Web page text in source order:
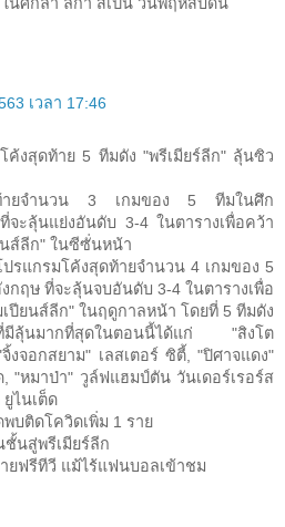
เวลา 17:46
ค้งสุดท้าย 5 ทีมดัง "พรีเมียร์ลีก" ลุ้นซิว
ท้ายจำนวน 3 เกมของ 5 ทีมในศึก
จะลุ้นแย่งอันดับ 3-4 ในตารางเพื่อคว้า
ส์ลีก" ในซีซั่นหน้า
รแกรมโค้งสุดท้ายจำนวน 4 เกมของ 5
กฤษ ที่จะลุ้นจบอันดับ 3-4 ในตารางเพื่อ
ปียนส์ลีก" ในฤดูกาลหน้า โดยที่ 5 ทีมดัง
ที่มีลุ้นมากที่สุดในตอนนี้ได้แก่ "สิงโต
งจอกสยาม" เลสเตอร์ ซิตี้, "ปิศาจแดง"
, "หมาป่า" วูล์ฟแฮมป์ตัน วันเดอร์เรอร์ส
ไนเต็ด
บติดโควิดเพิ่ม 1 ราย
นสู่พรีเมียร์ลีก
ยฟรีทีวี แม้ไร้แฟนบอลเข้าชม